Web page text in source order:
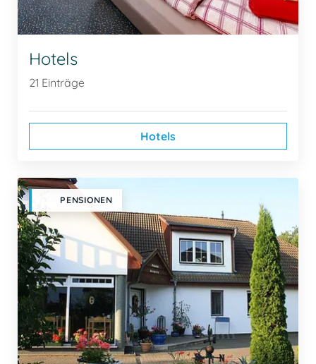
Hotels
21 Einträge
Hotels
PENSIONEN